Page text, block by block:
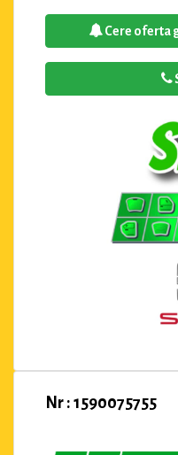
Cere oferta
Nr : 1590075755